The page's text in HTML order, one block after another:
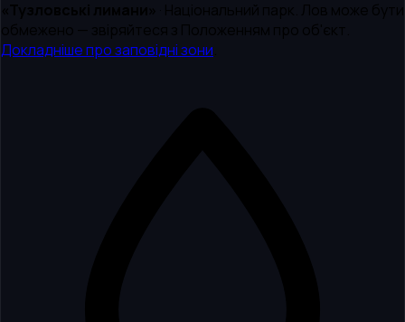
Докладніше про заповідні зони